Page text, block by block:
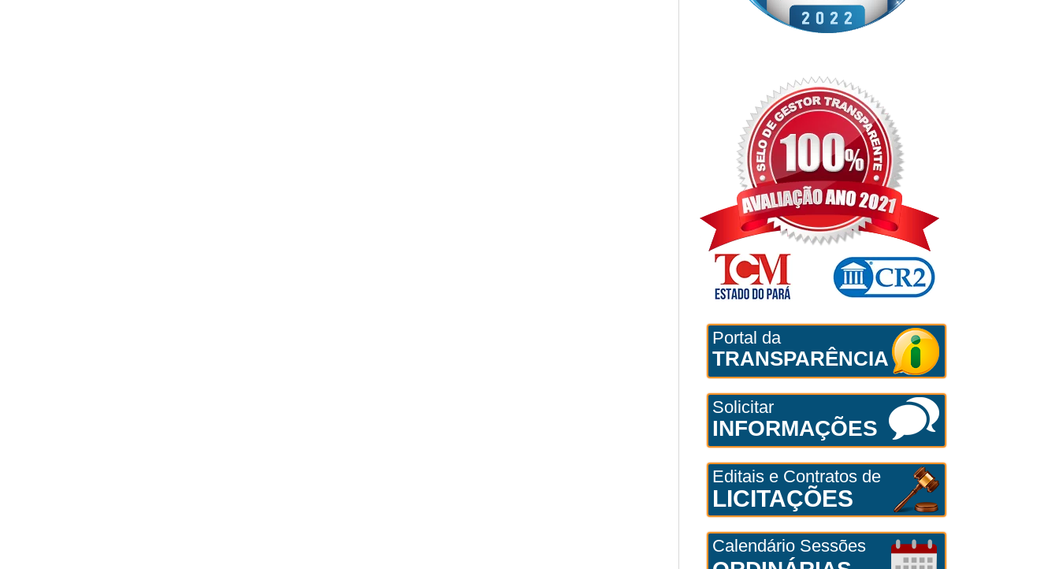
Portal da
TRANSPARÊNCIA
Solicitar
INFORMAÇÕES
Editais e Contratos de
LICITAÇÕES
Calendário Sessões